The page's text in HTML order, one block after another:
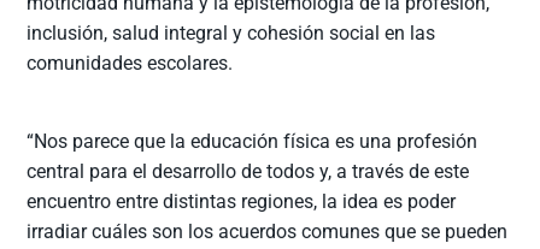
inclusión, salud integral y cohesión social en las
comunidades escolares.
“Nos parece que la educación física es una profesión
central para el desarrollo de todos y, a través de este
encuentro entre distintas regiones, la idea es poder
irradiar cuáles son los acuerdos comunes que se pueden